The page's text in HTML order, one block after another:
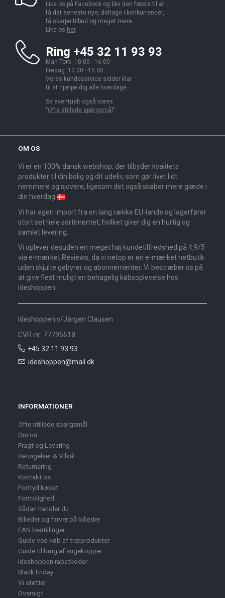
Like os på Facebook og bliv den første til at
få det seneste nye, deltage i konkurrencer,
få skarpe tilbud og meget mere.
Like os her.
Ring +45 32 11 93 93
Man-Tors: 10.00 - 16.00
Fredag: 10.00 - 15.00
Vores kundeservice sidder klar
til at hjælpe dig alle hverdage.
Se eventuelt også vores
"Ofte stillede spørgsmål ".
OM OS
Vi er en 100% dansk webshop, der tilbyder kvalitets
produkter til din bolig og dit udeliv, som gør livet lidt
nemmere og sjovere, ligesom det også skaber mere glæde i
din hverdag
Vi har egen import fra en lang række EU-lande og lagerfører
stort set hele sortimentet, hvilket giver dig en hurtig og
samlet levering.
Vi oplever desuden en meget høj kundetilfredshed på 4,9/5
via e-mærket Reviews, da vi netop er en e-mærket netbutik
uden skjulte gebyrer og abonnementer. Vi bestræber os på
at give flest muligt en behagelig købsoplevelse hos
Ideshoppen.
Ideshoppen v/Jørgen Clausen
CVR-nr. 77795618
+45 32 11 93 93
ideshoppen@mail.dk
INFORMATIONER
Ofte stillede spørgsmål
Om os
Fragt og Levering
Betingelser & Vilkår
Returnering
Kontakt os
Fortryd købet
Fortrolighed
Sådan handler du
Billeder og farver på billeder
EAN bestillinger
Guide ved køb af træprodukter
Guide til brug af sugekopper
Ideshoppen rabatkoder
Black Friday
Vi støtter
Oversigt